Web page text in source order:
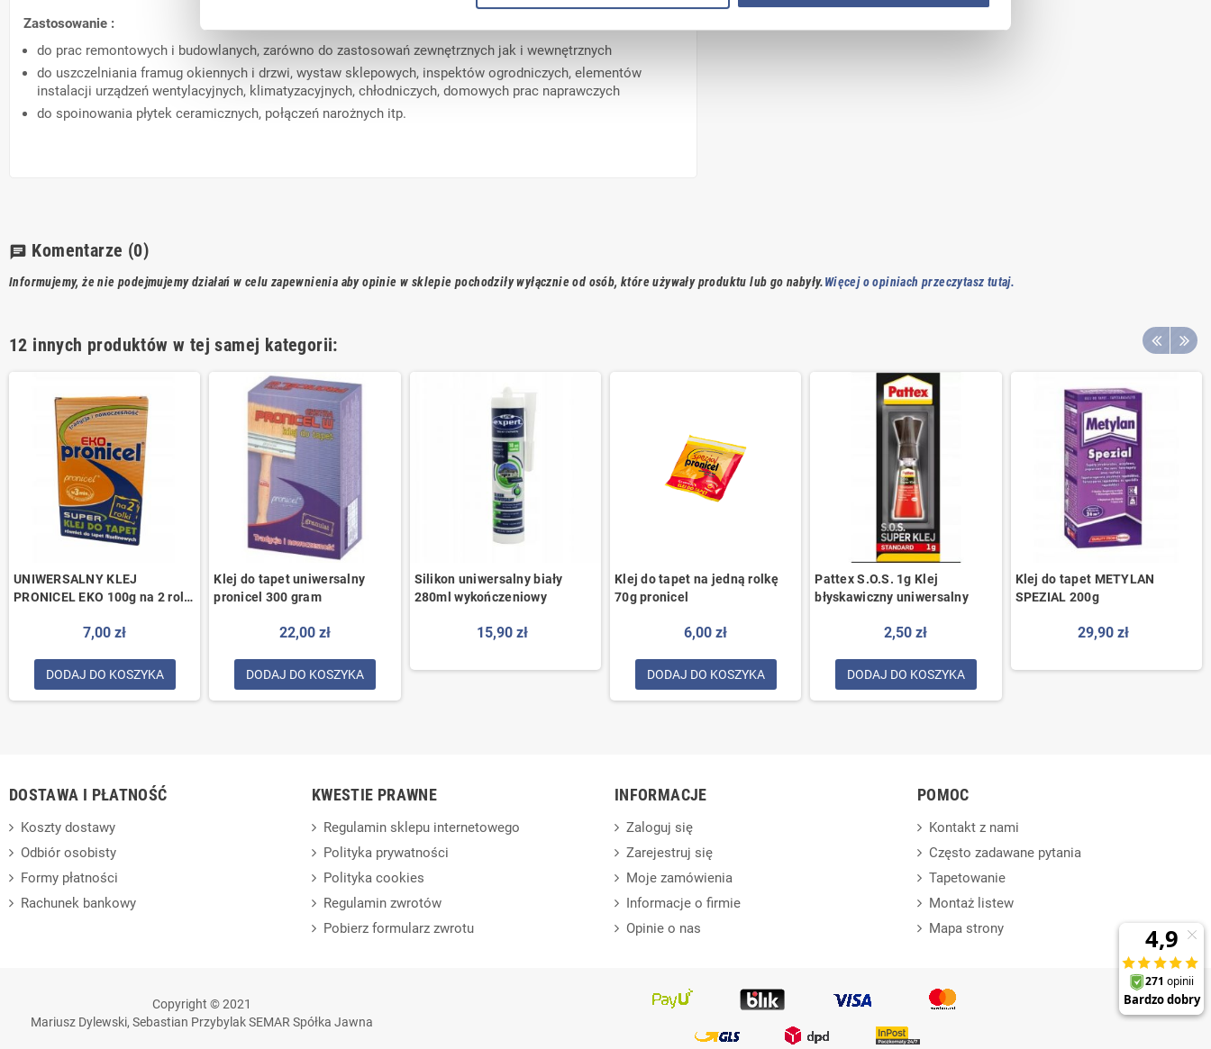
Zastosowanie :
do prac remontowych i budowlanych, zarówno do zastosowań zewnętrznych jak i wewnętrznych
do uszczelniania framug okiennych i drzwi, wystaw sklepowych, inspektów ogrodniczych, elementów
instalacji urządzeń wentylacyjnych, klimatyzacyjnych, chłodniczych, domowych prac naprawczych
do spoinowania płytek ceramicznych, połączeń narożnych itp.
chat Komentarze (0)
Informujemy, że nie podejmujemy działań w celu zapewnienia aby opinie w sklepie pochodziły wyłącznie od osób, które używały produktu lub go nabyły.Więcej o opiniach przeczytasz tutaj.
12 innych produktów w tej samej kategorii:
UNIWERSALNY KLEJ
PRONICEL EKO 100g na 2 rolki
7,00 zł
DODAJ DO KOSZYKA
Klej do tapet uniwersalny
pronicel 300 gram
22,00 zł
DODAJ DO KOSZYKA
Silikon uniwersalny biały
280ml wykończeniowy
15,90 zł
Klej do tapet na jedną rolkę
70g pronicel
6,00 zł
DODAJ DO KOSZYKA
Pattex S.O.S. 1g Klej
błyskawiczny uniwersalny
2,50 zł
DODAJ DO KOSZYKA
Klej do tapet METYLAN
SPEZIAL 200g
29,90 zł
DOSTAWA I PŁATNOŚĆ
Koszty dostawy
Odbiór osobisty
Formy płatności
Rachunek bankowy
KWESTIE PRAWNE
Regulamin sklepu internetowego
Polityka prywatności
Polityka cookies
Regulamin zwrotów
Pobierz formularz zwrotu
INFORMACJE
Zaloguj się
Zarejestruj się
Moje zamówienia
Informacje o firmie
Opinie o nas
POMOC
Kontakt z nami
Często zadawane pytania
Tapetowanie
Montaż listew
Mapa strony
Copyright © 2021
Mariusz Dylewski, Sebastian Przybylak SEMAR Spółka Jawna